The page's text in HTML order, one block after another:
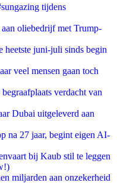
tijdens
oliebedrijf met Trump-
heetste juni-juli sinds begin
veel mensen gaan toch
verdacht van
Dubai uitgeleverd aan
na 27 jaar, begint eigen AI-
bij Kaub stil te leggen
miljarden aan onzekerheid